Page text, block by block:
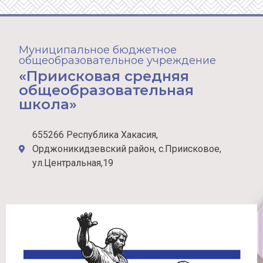
Муниципальное бюджетное
общеобразовательное учреждение
«Приисковая средняя
общеобразовательная
школа»
655266 Республика Хакасия,
Орджоникидзевский район, с.Приисковое,
ул.Центральная,19